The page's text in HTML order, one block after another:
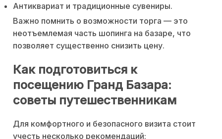
Антиквариат и традиционные сувениры.
Важно помнить о возможности торга — это
неотъемлемая часть шопинга на базаре, что
позволяет существенно снизить цену.
Как подготовиться к
посещению Гранд Базара:
советы путешественникам
Для комфортного и безопасного визита стоит
учесть несколько рекомендаций: